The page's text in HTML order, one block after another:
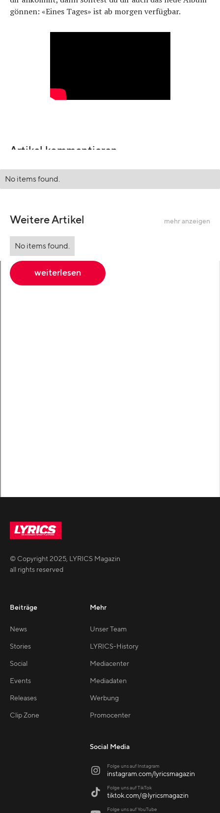
gönnen: «Eines Tages» ist ab morgen verfügbar.
Artikel kommentieren
No items found.
Weitere Artikel mehr anzeigen
No items found.
weiterlesen
© Copyright2025, LYRICS Magazin
all rights reserved
Beiträge
News
Stories
Social
Events
Releases
Clip Zone
Mehr
Unser Team
LYRICS-History
Mediacenter
Mediadaten
Werbung
Promocenter
Social Media
 Folge uns auf Instagram
instagram.com/lyricsmagazin
 Folge uns auf TikTok
tiktok.com/@lyricsmagazin
Folge uns auf YouTube